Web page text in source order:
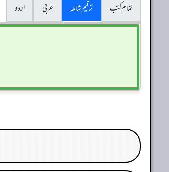
تمام کتب
ترقیم شاملہ عربی
اردو